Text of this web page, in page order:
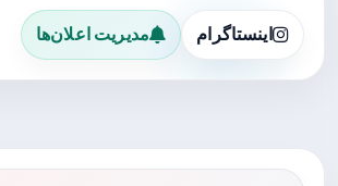
اینستاگرام مدیریت اعلان‌ها